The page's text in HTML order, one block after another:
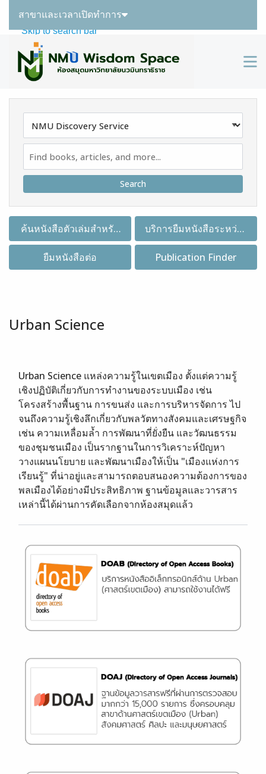
Skip to main navigation
Skip to search bar
Skip to main content
Skip to footer
สาขาและเวลาเปิดทำการ
Type
Discovery
Service
ค้นหนังสือตัวเล่มสำหรับ
ยืมคืน
บริการยืมหนังสือระหว่าง
ห้องสมุด
ยืมหนังสือต่อ Publication Finder
Urban Science
Urban Science แหล่งความรู้ในเขตเมือง ตั้งแต่ความรู้
เชิงปฏิบัติเกี่ยวกับการทำงานของระบบเมือง เช่น
โครงสร้างพื้นฐาน การขนส่ง และการบริหารจัดการ ไป
จนถึงความรู้เชิงลึกเกี่ยวกับพลวัตทางสังคมและเศรษฐกิจ
เช่น ความเหลื่อมล้ำ การพัฒนาที่ยั่งยืน และวัฒนธรรม
ของชุมชนเมือง เป็นรากฐานในการวิเคราะห์ปัญหา
วางแผนนโยบาย และพัฒนาเมืองให้เป็น "เมืองแห่งการ
เรียนรู้" ที่น่าอยู่และสามารถตอบสนองความต้องการของ
พลเมืองได้อย่างมีประสิทธิภาพ ฐานข้อมูลและวารสาร
เหล่านี้ได้ผ่านการคัดเลือกจากห้องสมุดแล้ว